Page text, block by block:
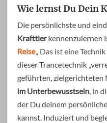
Wie lernst Du Dein
Die persönlichste und
Krafttierkennenzulernen
Reise„ Das ist eine
dieser Trancetechnik
geführten, zielgerichteten
im Unterbewusstsein, in
der Du deinem
kannst. Induziert und